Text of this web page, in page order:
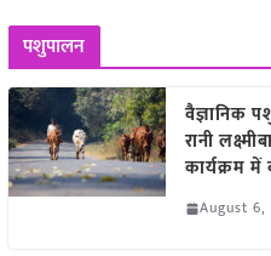
पशुपालन
वैज्ञानिक
रानी
कार्यक्रम
August 6,